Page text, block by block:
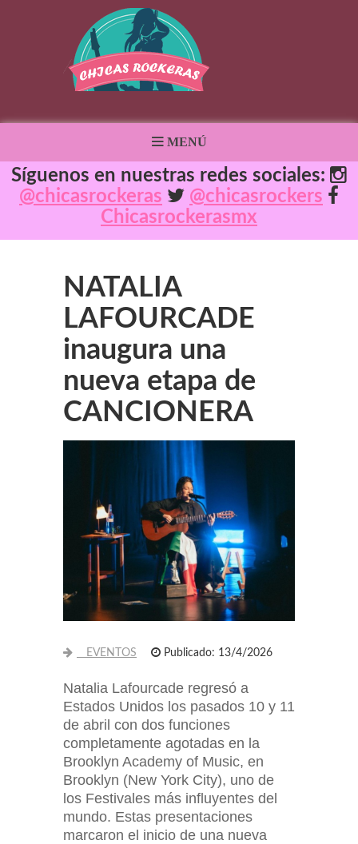
MENÚ
Síguenos en nuestras redes sociales:
@chicasrockeras
@chicasrockers
Chicasrockerasmx
NATALIA
LAFOURCADE
inaugura una
nueva etapa de
CANCIONERA
EVENTOS Publicado: 13/4/2026
Natalia Lafourcade regresó a
Estados Unidos los pasados 10 y 11
de abril con dos funciones
completamente agotadas en la
Brooklyn Academy of Music, en
Brooklyn (New York City), uno de
los Festivales más influyentes del
mundo. Estas presentaciones
marcaron el inicio de una nueva